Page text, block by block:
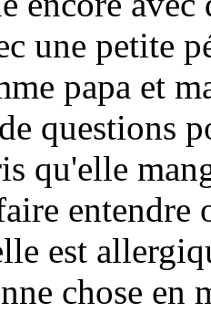
une petite
papa et
questions
qu'elle
entendre
est
chose en